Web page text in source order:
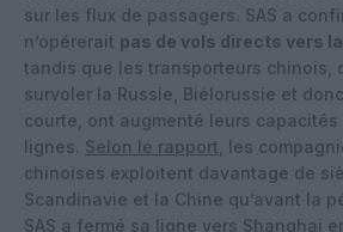
sur les flux de passagers. SAS a
n’opérerait pas de vols directs vers
tandis que les transporteurs chinois,
survoler la Russie, Biélorussie et
courte, ont augmenté leurs capacités
lignes. Selon le rapport , les
chinoises exploitent davantage de
Scandinavie et la Chine qu’avant la
SAS a fermé sa ligne vers Shanghai